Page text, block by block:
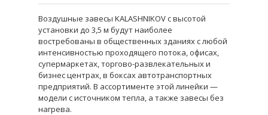
Воздушные завесы KALASHNIKOV с высотой
установки до 3,5 м будут наиболее
востребованы в общественных зданиях с любой
интенсивностью проходящего потока, офисах,
супермаркетах, торгово-развлекательных и
бизнес центрах, в боксах автотранспортных
предприятий. В ассортименте этой линейки —
модели с источником тепла, а также завесы без
нагрева.